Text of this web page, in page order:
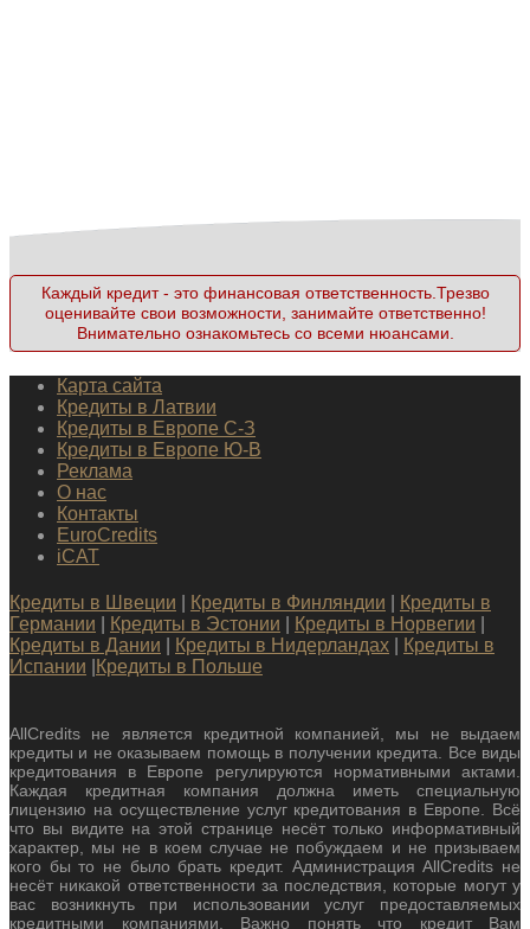
Каждый кредит - это финансовая ответственность.Трезво
оценивайте свои возможности, занимайте ответственно!
Внимательно ознакомьтесь со всеми нюансами.
Карта сайта
Кредиты в Латвии
Кредиты в Европе С-З
Кредиты в Европе Ю-В
Реклама
О нас
Контакты
EuroCredits
iCAT
Кредиты в Швеции Кредиты в Финляндии
Кредиты в
Германии
Кредиты в Эстонии Кредиты в Норвегии
Кредиты в Дании
Кредиты в Нидерландах
Кредиты в
Испании
Кредиты в Польше
AllCredits не является кредитной компанией, мы не выдаем
кредиты и не оказываем помощь в получении кредита. Все виды
кредитования в Европе регулируются нормативными актами.
Каждая кредитная компания должна иметь специальную
лицензию на осуществление услуг кредитования в Европе. Всё
что вы видите на этой странице несёт только информативный
характер, мы не в коем случае не побуждаем и не призываем
кого бы то не было брать кредит. Администрация AllCredits не
несёт никакой ответственности за последствия, которые могут у
вас возникнуть при использовании услуг предоставляемых
кредитными компаниями. Важно понять что кредит Вам